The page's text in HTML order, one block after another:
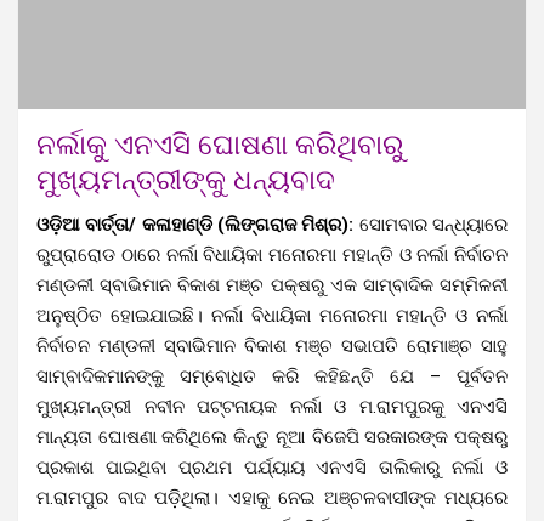
ନର୍ଲାକୁ ଏନଏସି ଘୋଷଣା କରିଥିବାରୁ
ମୁଖ୍ୟମନ୍ତ୍ରୀଙ୍କୁ ଧନ୍ୟବାଦ
ଓଡ଼ିଆ ବାର୍ତ୍ତା/ କଳାହାଣ୍ଡି (ଲିଙ୍ଗରାଜ ମିଶ୍ର): ସୋମବାର ସନ୍ଧ୍ୟାରେ
ରୁପ୍ରାରୋଡ ଠାରେ ନର୍ଲା ବିଧାୟିକା ମନୋରମା ମହାନ୍ତି ଓ ନର୍ଲା ନିର୍ବାଚନ
ମଣ୍ଡଳୀ ସ୍ବାଭିମାନ ବିକାଶ ମଞ୍ଚ ପକ୍ଷରୁ ଏକ ସାମ୍ବାଦିକ ସମ୍ମିଳନୀ
ଅନୁଷ୍ଠିତ ହୋଇଯାଇଛି। ନର୍ଲା ବିଧାୟିକା ମନୋରମା ମହାନ୍ତି ଓ ନର୍ଲା
ନିର୍ବାଚନ ମଣ୍ଡଳୀ ସ୍ବାଭିମାନ ବିକାଶ ମଞ୍ଚ ସଭାପତି ରୋମାଞ୍ଚ ସାହୁ
ସାମ୍ବାଦିକମାନଙ୍କୁ ସମ୍ବୋଧିତ କରି କହିଛନ୍ତି ଯେ – ପୂର୍ବତନ
ମୁଖ୍ୟମନ୍ତ୍ରୀ ନବୀନ ପଟ୍ଟନାୟକ ନର୍ଲା ଓ ମ.ରାମପୁରକୁ ଏନଏସି
ମାନ୍ୟତା ଘୋଷଣା କରିଥିଲେ କିନ୍ତୁ ନୂଆ ବିଜେପି ସରକାରଙ୍କ ପକ୍ଷରୁ
ପ୍ରକାଶ ପାଇଥିବା ପ୍ରଥମ ପର୍ଯ୍ୟାୟ ଏନଏସି ତାଲିକାରୁ ନର୍ଲା ଓ
ମ.ରାମପୁର ବାଦ ପଡ଼ିଥିଲା। ଏହାକୁ ନେଇ ଅଞ୍ଚଳବାସୀଙ୍କ ମଧ୍ୟରେ